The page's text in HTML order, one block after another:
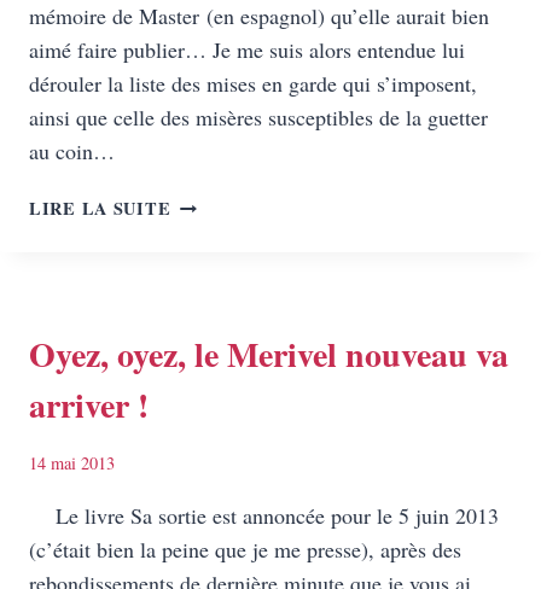
mémoire de Master (en espagnol) qu’elle aurait bien
aimé faire publier… Je me suis alors entendue lui
dérouler la liste des mises en garde qui s’imposent,
ainsi que celle des misères susceptibles de la guetter
au coin…
LIRE LA SUITE LETTRE
Oyez, oyez, le Merivel nouveau va
arriver !
14 mai 2013
Le livre Sa sortie est annoncée pour le 5 juin 2013
(c’était bien la peine que je me presse), après des
rebondissements de dernière minute que je vous ai